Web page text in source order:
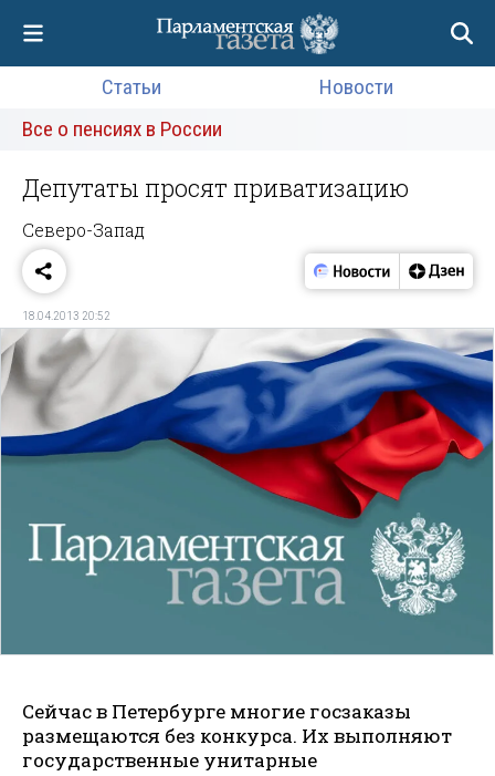
Статьи
Новости
Все о пенсиях в России
Депутаты просят приватизацию
Северо-Запад
18.04.2013 20:52
Сейчас в Петербурге многие госзаказы
размещаются без конкурса. Их выполняют
государственные унитарные